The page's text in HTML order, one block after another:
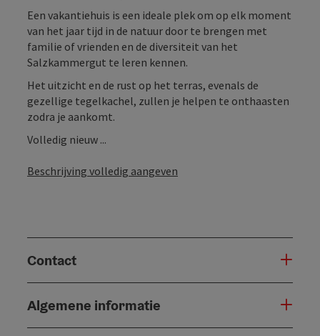
Een vakantiehuis is een ideale plek om op elk moment
van het jaar tijd in de natuur door te brengen met
familie of vrienden en de diversiteit van het
Salzkammergut te leren kennen.
Het uitzicht en de rust op het terras, evenals de
gezellige tegelkachel, zullen je helpen te onthaasten
zodra je aankomt.
Volledig nieuw ...
Beschrijving volledig aangeven
Contact
Algemene informatie